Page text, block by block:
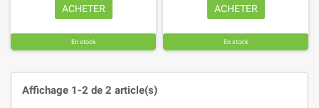
ACHETER
En stock
ACHETER
En stock
Affichage 1-2 de 2 article(s)